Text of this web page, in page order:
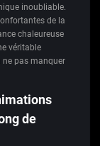
inoubliable.
de la
chaleureuse
véritable
pas manquer
de